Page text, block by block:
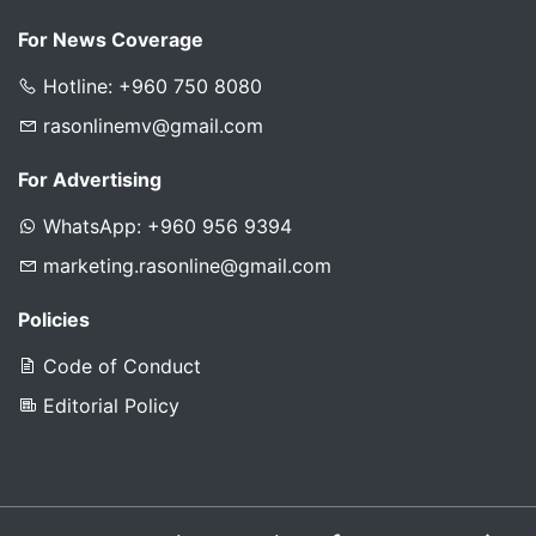
For News Coverage
Hotline: +960 750 8080
rasonlinemv@gmail.com
For Advertising
WhatsApp: +960 956 9394
marketing.rasonline@gmail.com
Policies
Code of Conduct
Editorial Policy